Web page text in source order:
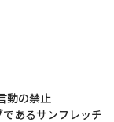
動の禁止
あるサンフレッチ